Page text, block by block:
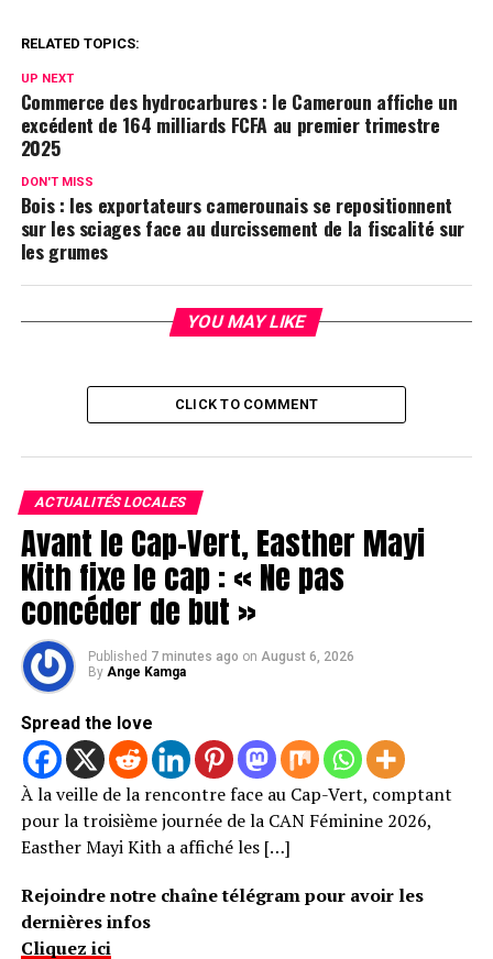
RELATED TOPICS:
UP NEXT
Commerce des hydrocarbures : le Cameroun affiche un
excédent de 164 milliards FCFA au premier trimestre
2025
DON'T MISS
Bois : les exportateurs camerounais se repositionnent
sur les sciages face au durcissement de la fiscalité sur
les grumes
YOU MAY LIKE
CLICK TO COMMENT
ACTUALITÉS LOCALES
Avant le Cap-Vert, Easther Mayi
Kith fixe le cap : « Ne pas
concéder de but »
Published 7 minutes ago on August 6, 2026
By Ange Kamga
Spread the love
À la veille de la rencontre face au Cap-Vert, comptant
pour la troisième journée de la CAN Féminine 2026,
Easther Mayi Kith a affiché les […]
Rejoindre notre chaîne télégram pour avoir les
dernières infos
Cliquez ici